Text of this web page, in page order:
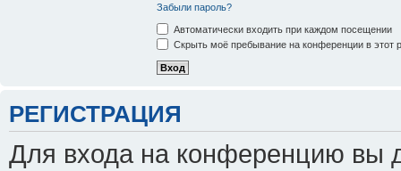
Забыли пароль?
Автоматически входить при каждом посещении
Скрыть моё пребывание на конференции в этот
РЕГИСТРАЦИЯ
Для входа на конференцию вы